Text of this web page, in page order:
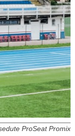
ProSeat Promix